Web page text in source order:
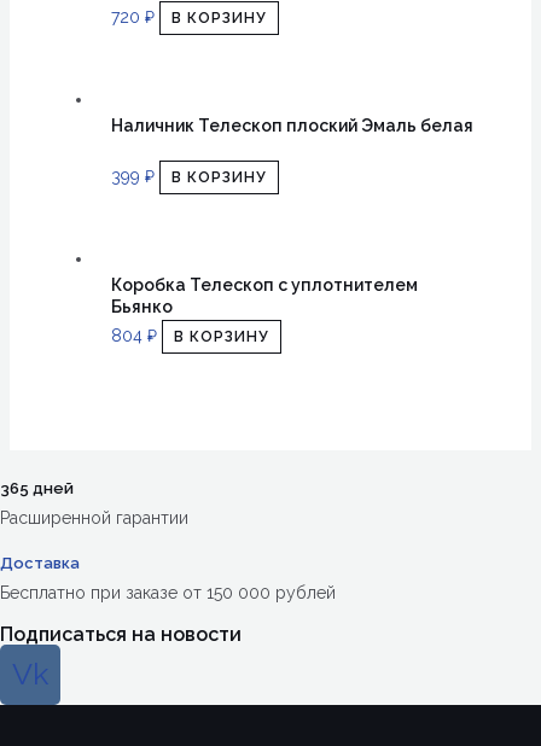
720 ₽ В КОРЗИНУ
Наличник Телескоп плоский Эмаль белая
399 ₽ В КОРЗИНУ
Коробка Телескоп с уплотнителем
Бьянко
804 ₽ В КОРЗИНУ
365 дней
Расширенной гарантии
Доставка
Бесплатно при заказе от 150 000 рублей
Подписаться на новости
Vk